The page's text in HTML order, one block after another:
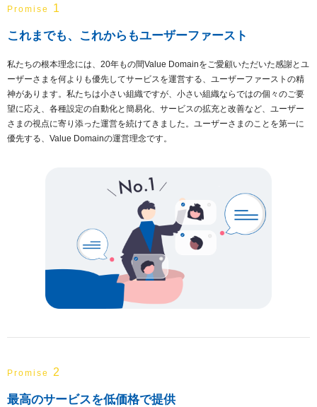
Promise 1
これまでも、これからもユーザーファースト
私たちの根本理念には、20年もの間Value Domainをご愛顧いただいた感謝とユ
ーザーさまを何よりも優先してサービスを運営する、ユーザーファーストの精
神があります。私たちは小さい組織ですが、小さい組織ならではの個々のご要
望に応え、各種設定の自動化と簡易化、サービスの拡充と改善など、ユーザー
さまの視点に寄り添った運営を続けてきました。ユーザーさまのことを第一に
優先する、Value Domainの運営理念です。
Promise 2
最高のサービスを低価格で提供